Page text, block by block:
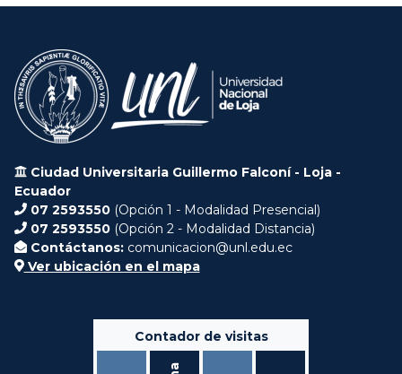
Ciudad Universitaria Guillermo Falconí - Loja -
Ecuador
07 2593550 (Opción 1 - Modalidad Presencial)
07 2593550 (Opción 2 - Modalidad Distancia)
Contáctanos: comunicacion@unl.edu.ec
Ver ubicación en el mapa
Contador de visitas